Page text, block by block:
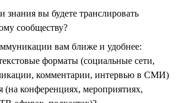
знания вы будете транслировать
сообществу?
вам ближе и удобнее:
форматы (социальные сети,
комментарии, интервью в СМИ)
(на конференциях, мероприятиях,